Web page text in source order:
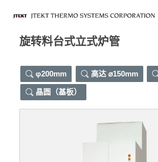
旋转料台式立式炉管
φ200mm 高达 ⌀150mm
晶圆（基板）